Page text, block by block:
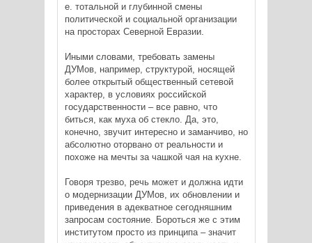
е. тотальной и глубинной смены
политической и социальной организации
на просторах Северной Евразии.
Иными словами, требовать замены
ДУМов, например, структурой, носящей
более открытый общественный сетевой
характер, в условиях российской
государственности – все равно, что
биться, как муха об стекло. Да, это,
конечно, звучит интересно и заманчиво, но
абсолютно оторвано от реальности и
похоже на мечты за чашкой чая на кухне.
Говоря трезво, речь может и должна идти
о модернизации ДУМов, их обновлении и
приведения в адекватное сегодняшним
запросам состояние. Бороться же с этим
институтом просто из принципа – значит